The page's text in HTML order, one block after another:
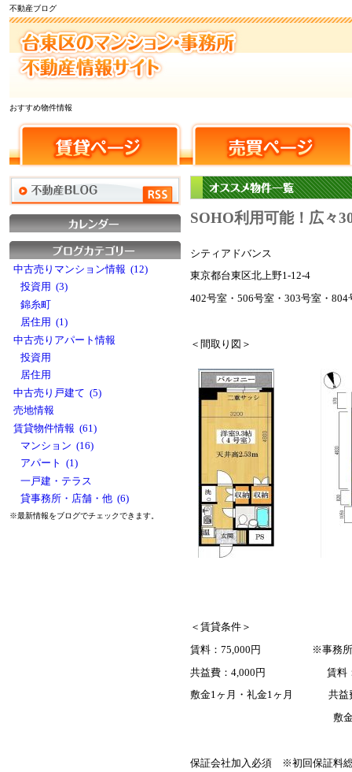
不動産ブログ
おすすめ物件情報
SOHO利用可能！広々
シティアドバンス
東京都台東区北上野1-12-4
402号室・506号室・303号室・804
＜間取り図＞
＜賃貸条件＞
賃料：75,000円 ※事務
共益費：4,000円 賃料：
敷金1ヶ月・礼金1ヶ月 共益費
敷金2ヵ月・
保証会社加入必須 ※初回保証料
中古売りマンション情報 (12)
投資用 (3)
錦糸町
居住用 (1)
中古売りアパート情報
投資用
居住用
中古売り戸建て (5)
売地情報
賃貸物件情報 (61)
マンション (16)
アパート (1)
一戸建・テラス
貸事務所・店舗・他 (6)
※最新情報をブログでチェックできます。